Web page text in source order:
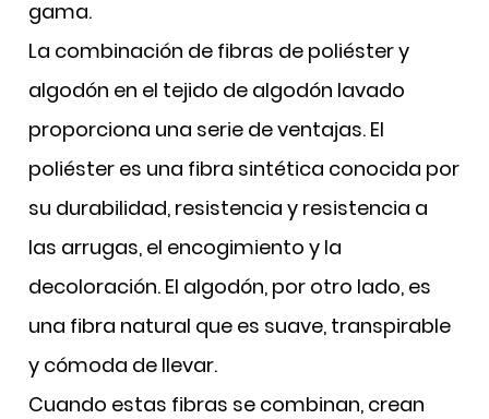
gama.
La combinación de fibras de poliéster y
algodón en el tejido de algodón lavado
proporciona una serie de ventajas. El
poliéster es una fibra sintética conocida por
su durabilidad, resistencia y resistencia a
las arrugas, el encogimiento y la
decoloración. El algodón, por otro lado, es
una fibra natural que es suave, transpirable
y cómoda de llevar.
Cuando estas fibras se combinan, crean